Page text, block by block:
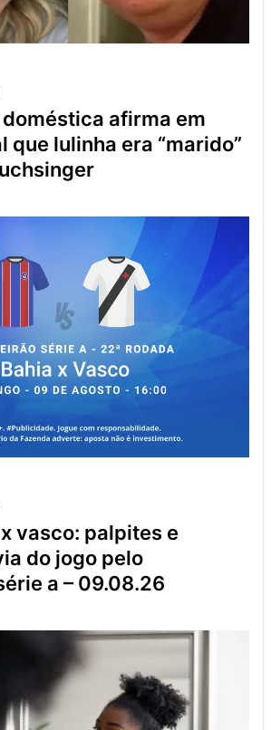
que lulinha era “marido”
do jogo pelo
a – 09.08.26